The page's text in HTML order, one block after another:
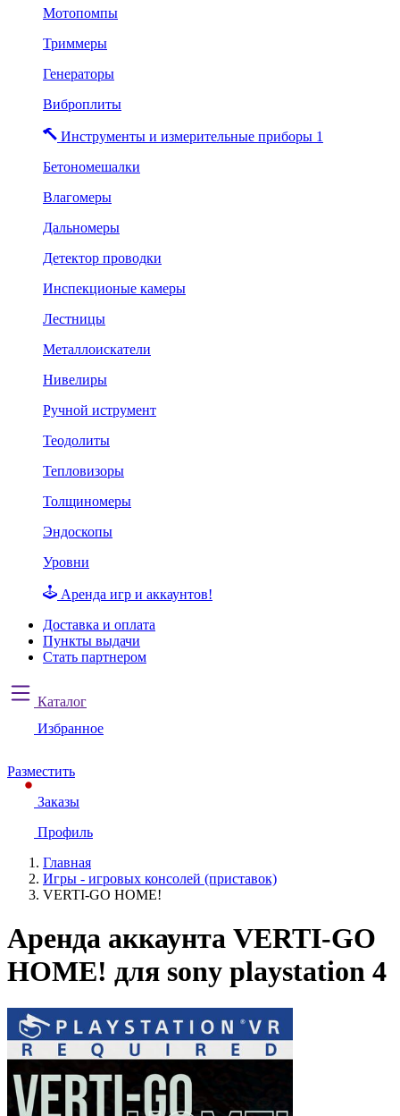
Мотопомпы
Триммеры
Генераторы
Виброплиты
Инструменты и измерительные приборы 1
Бетономешалки
Влагомеры
Дальномеры
Детектор проводки
Инспекционые камеры
Лестницы
Металлоискатели
Нивелиры
Ручной иструмент
Теодолиты
Тепловизоры
Толщиномеры
Эндоскопы
Уровни
Аренда игр и аккаунтов!
Доставка и оплата
Пункты выдачи
Стать партнером
Каталог
Избранное
Разместить
Заказы
Профиль
Главная
Игры - игровых консолей (приставок)
VERTI-GO HOME!
Аренда аккаунта VERTI-GO
HOME! для sony playstation 4